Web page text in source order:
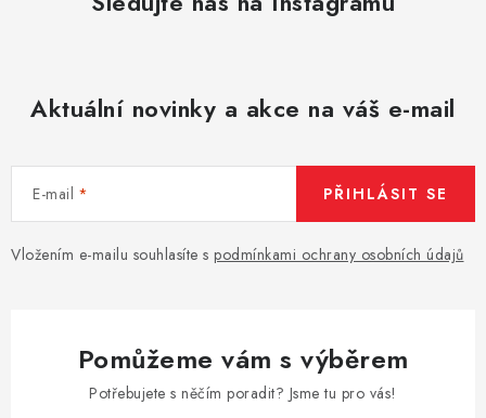
Aktuální novinky a akce na váš e-mail
E-mail
Vložením e-mailu souhlasíte s podmínkami ochrany osobních údajů
PŘIHLÁSIT SE
Pomůžeme vám s výběrem
Potřebujete s něčím poradit? Jsme tu pro vás!